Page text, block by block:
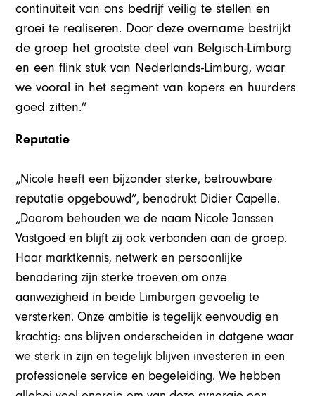
continuïteit van ons bedrijf veilig te stellen en
groei te realiseren. Door deze overname bestrijkt
de groep het grootste deel van Belgisch-Limburg
en een flink stuk van Nederlands-Limburg, waar
we vooral in het segment van kopers en huurders
goed zitten.”
Reputatie
„Nicole heeft een bijzonder sterke, betrouwbare
reputatie opgebouwd”, benadrukt Didier Capelle.
„Daarom behouden we de naam Nicole Janssen
Vastgoed en blijft zij ook verbonden aan de groep.
Haar marktkennis, netwerk en persoonlijke
benadering zijn sterke troeven om onze
aanwezigheid in beide Limburgen gevoelig te
versterken. Onze ambitie is tegelijk eenvoudig en
krachtig: ons blijven onderscheiden in datgene waar
we sterk in zijn en tegelijk blijven investeren in een
professionele service en begeleiding. We hebben